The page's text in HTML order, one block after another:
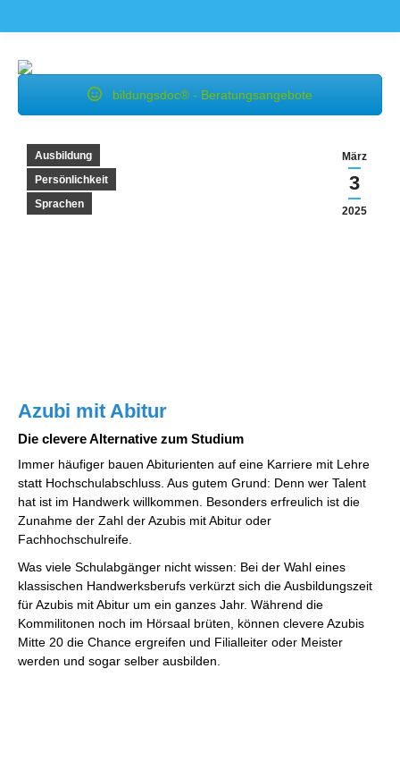
bildungsdoc® - Beratungsangebote
März
3
2025
Ausbildung
Persönlichkeit
Sprachen
Azubi mit Abitur
Die clevere Alternative zum Studium
Immer häufiger bauen Abiturienten auf eine Karriere mit Lehre
statt Hochschulabschluss. Aus gutem Grund: Denn wer Talent
hat ist im Handwerk willkommen. Besonders erfreulich ist die
Zunahme der Zahl der Azubis mit Abitur oder
Fachhochschulreife.
Was viele Schulabgänger nicht wissen: Bei der Wahl eines
klassischen Handwerksberufs verkürzt sich die Ausbildungszeit
für Azubis mit Abitur um ein ganzes Jahr. Während die
Kommilitonen noch im Hörsaal brüten, können clevere Azubis
Mitte 20 die Chance ergreifen und Filialleiter oder Meister
werden und sogar selber ausbilden.